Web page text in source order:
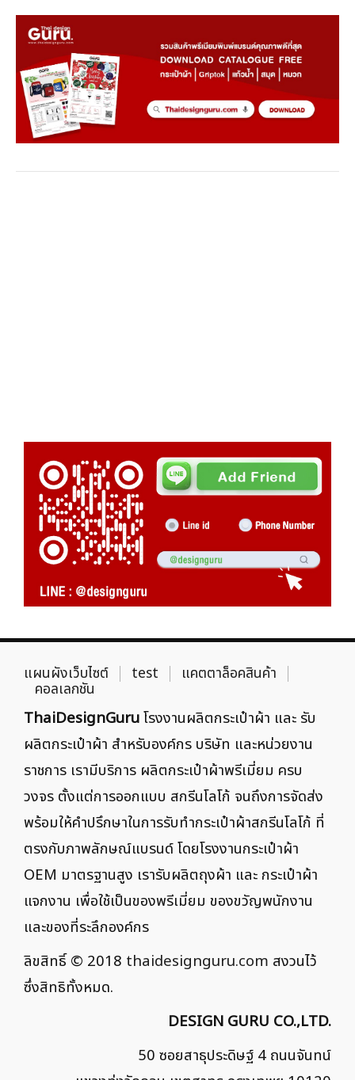
แผนผังเว็บไซต์ test แคตตาล็อคสินค้า
คอลเลกชัน
ThaiDesignGuruโรงงานผลิตกระเป๋าผ้า และ รับ
ผลิตกระเป๋าผ้า สำหรับองค์กร บริษัท และหน่วยงาน
ราชการ เรามีบริการ ผลิตกระเป๋าผ้าพรีเมี่ยม ครบ
วงจร ตั้งแต่การออกแบบ สกรีนโลโก้ จนถึงการจัดส่ง
พร้อมให้คำปรึกษาในการรับทำกระเป๋าผ้าสกรีนโลโก้ ที่
ตรงกับภาพลักษณ์แบรนด์ โดยโรงงานกระเป๋าผ้า
OEM มาตรฐานสูง เรารับผลิตถุงผ้า และ กระเป๋าผ้า
แจกงาน เพื่อใช้เป็นของพรีเมี่ยม ของขวัญพนักงาน
และของที่ระลึกองค์กร
ลิขสิทธิ์ © 2018 thaidesignguru.com สงวนไว้
ซึ่งสิทธิทั้งหมด.
DESIGN GURU CO.,LTD.
50 ซอยสาธุประดิษฐ์ 4 ถนนจันทน์